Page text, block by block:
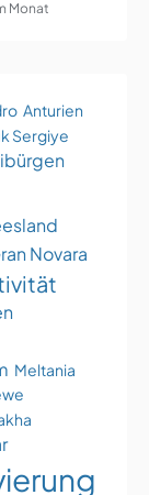
Monat
Anturien
Sergiye
Novara
Meltania